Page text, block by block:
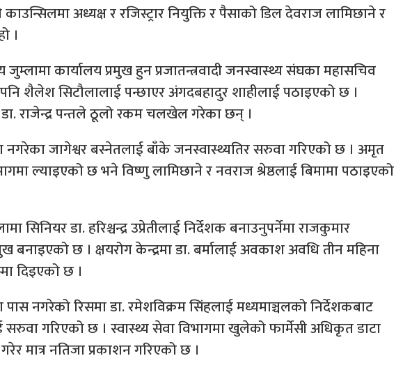
अध्यक्ष र रजिस्ट्रार नियुक्ति र पैसाको डिल देवराज लामिछाने र
।
कार्यालय प्रमुख हुन प्रजातन्त्रवादी जनस्वास्थ्य संघका महासचिव
शैलेश सिटौलालाई पन्छाएर अंगदबहादुर शाहीलाई पठाइएको छ ।
राजेन्द्र पन्तले ठूलो रकम चलखेल गरेका छन् ।
नगरेका जागेश्वर बस्नेतलाई बाँके जनस्वास्थ्यतिर सरुवा गरिएको छ । अमृत
ल्याइएको छ भने विष्णु लामिछाने र नवराज श्रेष्ठलाई बिमामा पठाइएको
सिनियर डा. हरिश्चन्द्र उप्रेतीलाई निर्देशक बनाउनुपर्नेमा राजकुमार
बनाइएको छ । क्षयरोग केन्द्रमा डा. बर्मालाई अवकाश अवधि तीन महिना
दिइएको छ ।
पास नगरेको रिसमा डा. रमेशविक्रम सिंहलाई मध्यमाञ्चलको निर्देशकबाट
सरुवा गरिएको छ । स्वास्थ्य सेवा विभागमा खुलेको फार्मेसी अधिकृत डाटा
मात्र नतिजा प्रकाशन गरिएको छ ।